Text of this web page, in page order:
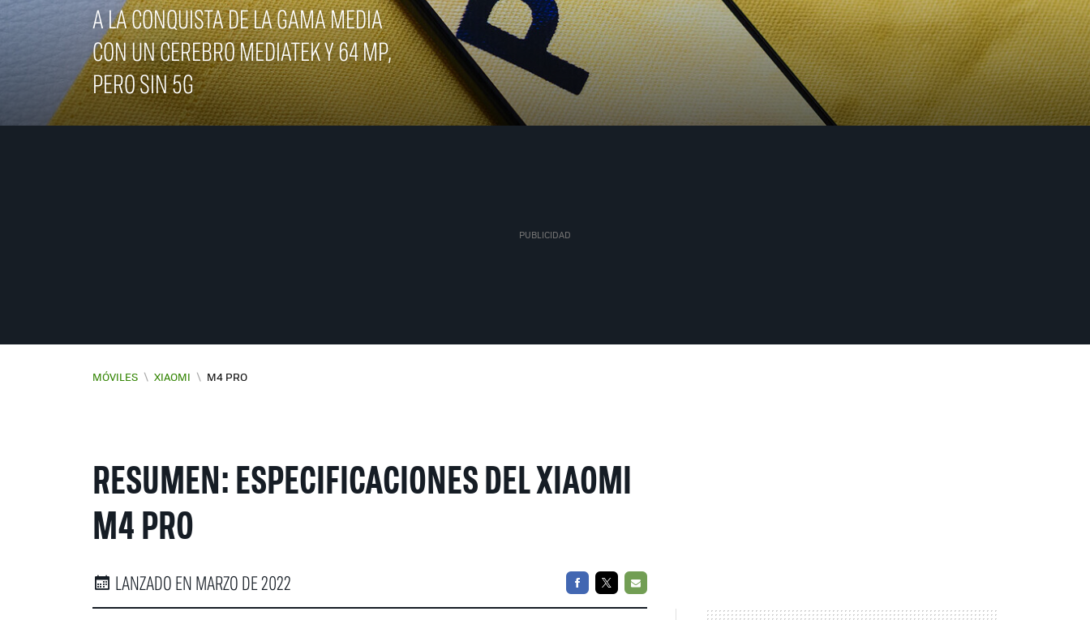
A LA CONQUISTA DE LA GAMA MEDIA
CON UN CEREBRO MEDIATEK Y 64 MP,
PERO SIN 5G
MÓVILES \ XIAOMI \ M4 PRO
RESUMEN: ESPECIFICACIONES DEL XIAOMI
M4 PRO
LANZADO EN MARZO DE 2022 FACEBOOKTWITTER